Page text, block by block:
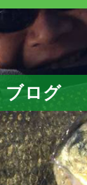
ブログ